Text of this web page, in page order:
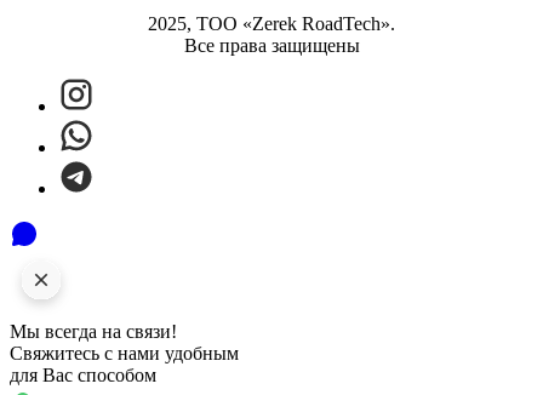
2025, ТОО «Zerek RoadTech».
Все права защищены
Мы всегда на связи!
Свяжитесь с нами удобным
для Вас способом